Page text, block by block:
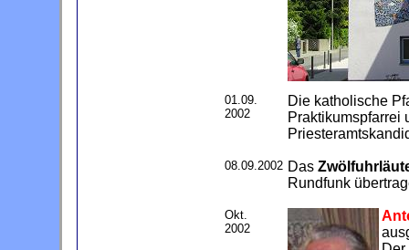
01.09.
2002
Die katholische
Praktikumspfarrei
08.09.2002 Das
Rundfunk
Okt.
2002